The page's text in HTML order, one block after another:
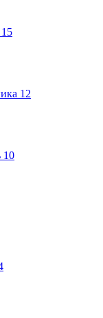
15
12
10